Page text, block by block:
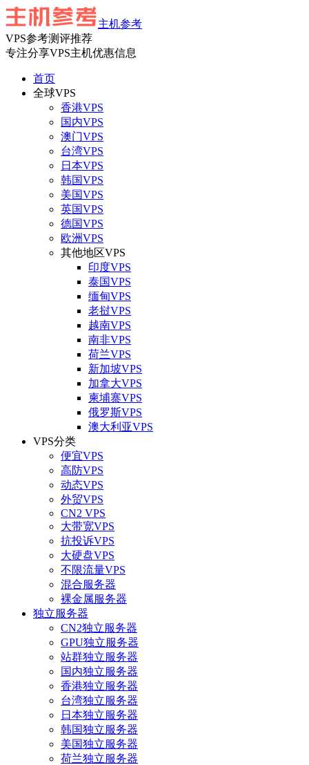
主机参考
VPS参考测评推荐
专注分享VPS主机优惠信息
首页
全球VPS
香港VPS
国内VPS
澳门VPS
台湾VPS
日本VPS
韩国VPS
美国VPS
英国VPS
德国VPS
欧洲VPS
其他地区VPS
印度VPS
泰国VPS
缅甸VPS
老挝VPS
越南VPS
南非VPS
荷兰VPS
新加坡VPS
加拿大VPS
柬埔寨VPS
俄罗斯VPS
澳大利亚VPS
VPS分类
便宜VPS
高防VPS
动态VPS
外贸VPS
CN2 VPS
大带宽VPS
抗投诉VPS
大硬盘VPS
不限流量VPS
混合服务器
裸金属服务器
独立服务器
CN2独立服务器
GPU独立服务器
站群独立服务器
国内独立服务器
香港独立服务器
台湾独立服务器
日本独立服务器
韩国独立服务器
美国独立服务器
荷兰独立服务器